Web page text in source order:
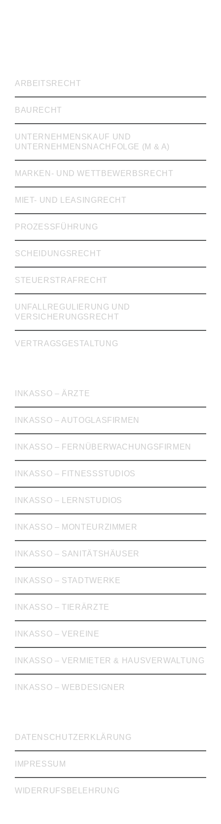
ARBEITSRECHT
BAURECHT
UNTERNEHMENSKAUF UND
UNTERNEHMENSNACHFOLGE (M & A)
MARKEN- UND WETTBEWERBSRECHT
MIET- UND LEASINGRECHT
PROZESSFÜHRUNG
SCHEIDUNGSRECHT
STEUERSTRAFRECHT
UNFALLREGULIERUNG UND
VERSICHERUNGSRECHT
VERTRAGSGESTALTUNG
INKASSO – ÄRZTE
INKASSO – AUTOGLASFIRMEN
INKASSO – FERNÜBERWACHUNGSFIRMEN
INKASSO – FITNESSSTUDIOS
INKASSO – LERNSTUDIOS
INKASSO – MONTEURZIMMER
INKASSO – SANITÄTSHÄUSER
INKASSO – STADTWERKE
INKASSO – TIERÄRZTE
INKASSO – VEREINE
INKASSO – VERMIETER & HAUSVERWALTUNG
INKASSO – WEBDESIGNER
DATENSCHUTZERKLÄRUNG
IMPRESSUM
WIDERRUFSBELEHRUNG